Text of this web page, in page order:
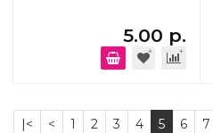
5.00 р.
|< < 1 2 3 4 5 6 7